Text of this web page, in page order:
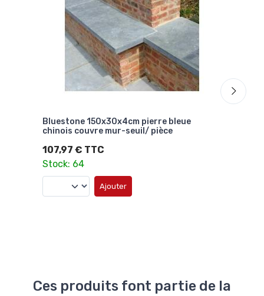
Bluestone 150x30x4cm pierre bleue
chinois couvre mur-seuil/ pièce
107,97 € TTC
Stock: 64
Ajouter
Ces produits font partie de la